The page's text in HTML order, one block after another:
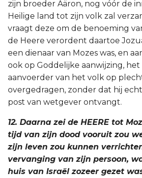
zijn broeder Aäron, nog vóór de
Heilige land tot zijn volk zal
vraagt deze om de benoeming
de Heere verordent daartoe
een dienaar van Mozes was, en
ook op Goddelijke aanwijzing,
aanvoerder van het volk op
overgedragen, zonder dat hij
post van wetgever ontvangt.
12. Daarna zei de HEERE tot
tijd van zijn dood vooruit zou
zijn leven zou kunnen
vervanging van zijn persoon,
huis van Israël zozeer gezet